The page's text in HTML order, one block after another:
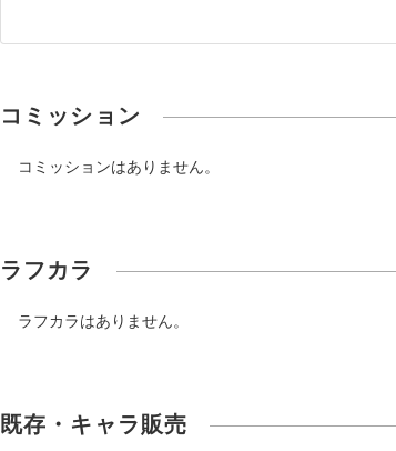
コミッション
コミッションはありません。
ラフカラ
ラフカラはありません。
既存・キャラ販売